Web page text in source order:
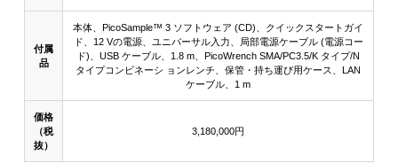
付属
品
本体、PicoSample™ 3 ソフトウェア (CD)、クイックスタートガイ
ド、12 Vの電源、ユニバーサル入力、局部電源ケーブル (電源コー
ド)、USB ケーブル、1.8 m、PicoWrench SMA/PC3.5/K タイプ/N
タイプコンビネーシ ョンレンチ、保管・持ち運び用ケース、LAN
ケーブル、1 m
価格
（税
抜）
3,180,000円